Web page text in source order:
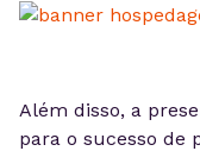
Além disso, a
para o sucesso de